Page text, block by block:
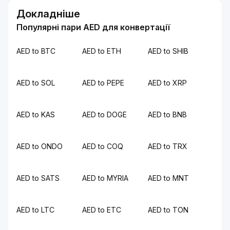
Докладніше
Популярні пари AED для конвертації
AED to BTC AED to ETH AED to SHIB
AED to SOL AED to PEPE AED to XRP
AED to KAS AED to DOGE AED to BNB
AED to ONDO AED to COQ AED to TRX
AED to SATS AED to MYRIA AED to MNT
AED to LTC AED to ETC AED to TON